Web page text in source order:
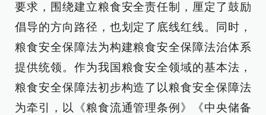
要求，围绕建立粮食安全责任制，厘定了鼓励
倡导的方向路径，也划定了底线红线。同时，
粮食安全保障法为构建粮食安全保障法治体系
提供统领。作为我国粮食安全领域的基本法，
粮食安全保障法初步构造了以粮食安全保障法
为牵引，以《粮食流通管理条例》《中央储备